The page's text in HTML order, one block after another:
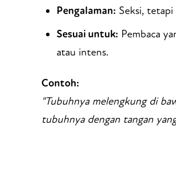
Pengalaman: Seksi,
Sesuai untuk: Pembaca
atau intens.
Contoh:
"Tubuhnya melengkung di
tubuhnya dengan tangan